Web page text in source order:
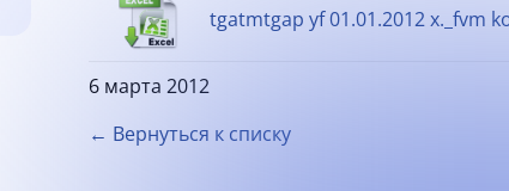
tgatmtgap yf 01.01.2012 x._fvm
6 марта 2012
← Вернуться к списку